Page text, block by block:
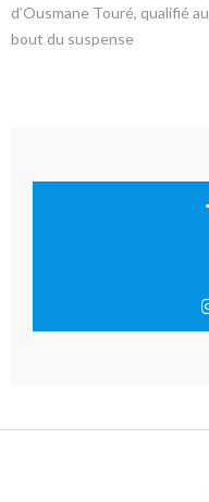
d’Ousmane Touré, qualifié au
bout du suspense